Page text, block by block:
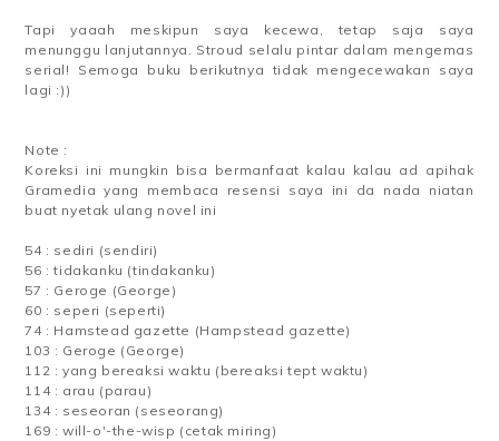
Tapi yaaah meskipun saya kecewa, tetap saja saya
menunggu lanjutannya. Stroud selalu pintar dalam mengemas
serial! Semoga buku berikutnya tidak mengecewakan saya
lagi :))
Note :
Koreksi ini mungkin bisa bermanfaat kalau kalau ad apihak
Gramedia yang membaca resensi saya ini da nada niatan
buat nyetak ulang novel ini
54 : sediri (sendiri)
56 : tidakanku (tindakanku)
57 : Geroge (George)
60 : seperi (seperti)
74 : Hamstead gazette (Hampstead gazette)
103 : Geroge (George)
112 : yang bereaksi waktu (bereaksi tept waktu)
114 : arau (parau)
134 : seseoran (seseorang)
169 : will-o'-the-wisp (cetak miring)